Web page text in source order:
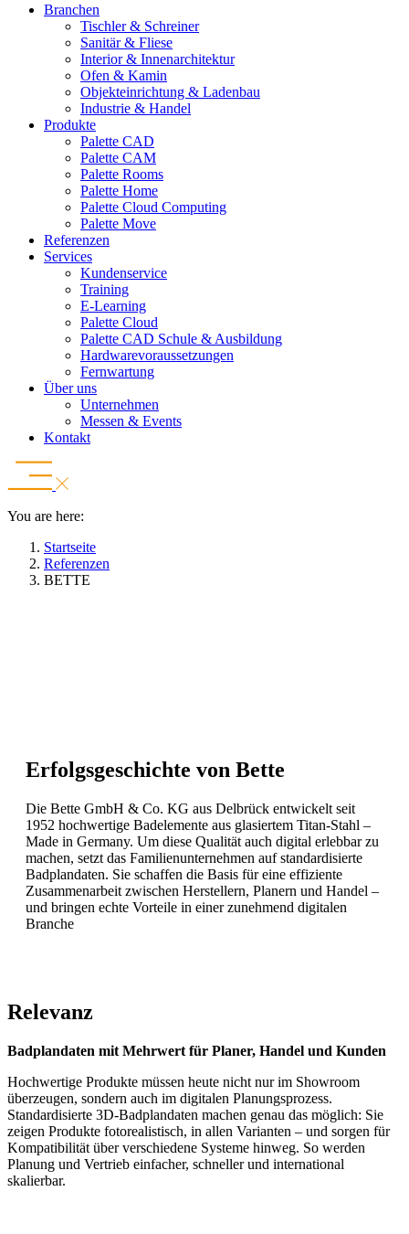
Branchen
Tischler & Schreiner
Sanitär & Fliese
Interior & Innenarchitektur
Ofen & Kamin
Objekteinrichtung & Ladenbau
Industrie & Handel
Produkte
Palette CAD
Palette CAM
Palette Rooms
Palette Home
Palette Cloud Computing
Palette Move
Referenzen
Services
Kundenservice
Training
E-Learning
Palette Cloud
Palette CAD Schule & Ausbildung
Hardwarevoraussetzungen
Fernwartung
Über uns
Unternehmen
Messen & Events
Kontakt
You are here:
Startseite
Referenzen
BETTE
Erfolgsgeschichte von Bette
Die Bette GmbH & Co. KG aus Delbrück entwickelt seit
1952 hochwertige Badelemente aus glasiertem Titan-Stahl –
Made in Germany. Um diese Qualität auch digital erlebbar zu
machen, setzt das Familienunternehmen auf standardisierte
Badplandaten. Sie schaffen die Basis für eine effiziente
Zusammenarbeit zwischen Herstellern, Planern und Handel –
und bringen echte Vorteile in einer zunehmend digitalen
Branche
Relevanz
Badplandaten mit Mehrwert für Planer, Handel und Kunden
Hochwertige Produkte müssen heute nicht nur im Showroom
überzeugen, sondern auch im digitalen Planungsprozess.
Standardisierte 3D-Badplandaten machen genau das möglich: Sie
zeigen Produkte fotorealistisch, in allen Varianten – und sorgen für
Kompatibilität über verschiedene Systeme hinweg. So werden
Planung und Vertrieb einfacher, schneller und international
skalierbar.